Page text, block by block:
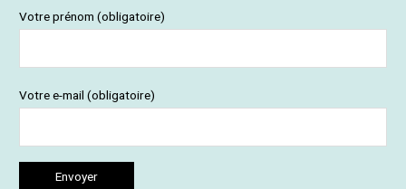
Votre prénom (obligatoire)
Votre e-mail (obligatoire)